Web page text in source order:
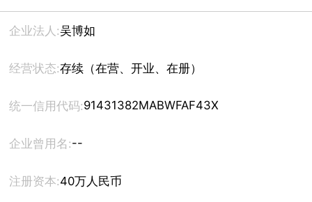
企业法人:吴博如
经营状态:存续（在营、开业、在册）
统一信用代码:91431382MABWFAF43X
企业曾用名:--
注册资本:40万人民币